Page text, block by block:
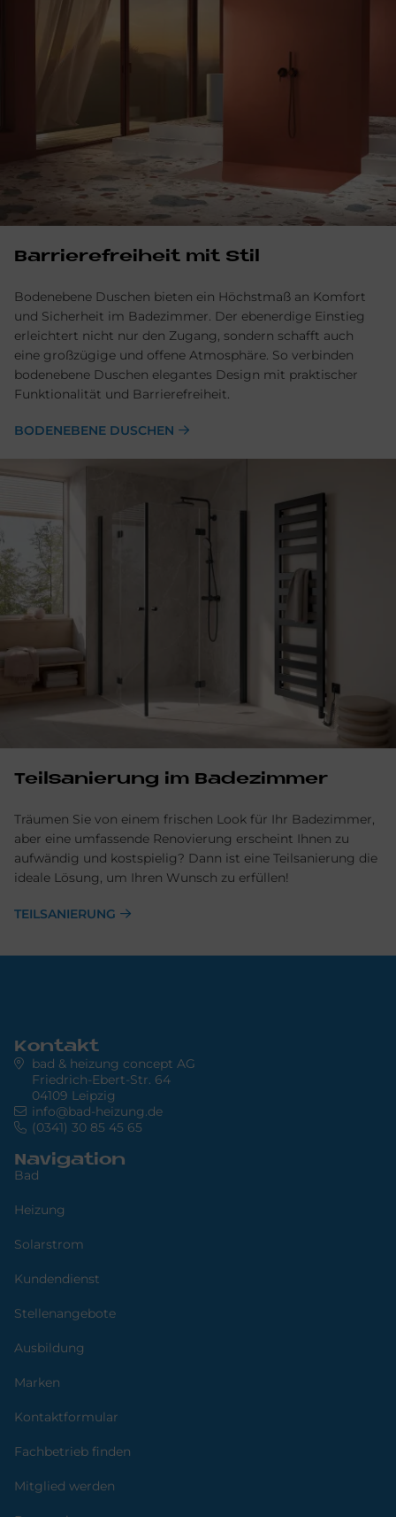
Bar­rie­re­frei­heit mit Stil
Bodenebene Duschen bieten ein Höchstmaß an Komfort
und Sicherheit im Badezimmer. Der ebenerdige Einstieg
erleichtert nicht nur den Zugang, sondern schafft auch
eine großzügige und offene Atmosphäre. So verbinden
bodenebene Duschen elegantes Design mit praktischer
Funktionalität und Barrierefreiheit.
BODENEBENE DUSCHEN
Teilsanierung im Badezimmer
Träumen Sie von einem frischen Look für Ihr Badezimmer,
aber eine umfassende Renovierung erscheint Ihnen zu
aufwändig und kostspielig? Dann ist eine Teilsanierung die
ideale Lösung, um Ihren Wunsch zu erfüllen!
TEILSANIERUNG
Kontakt
bad & heizung concept AG
Friedrich-Ebert-Str. 64
04109 Leipzig
info@bad-heizung.de
(0341) 30 85 45 65
Navigation
Bad
Heizung
Solarstrom
Kundendienst
Stellenangebote
Ausbildung
Marken
Kontaktformular
Fachbetrieb finden
Mitglied werden